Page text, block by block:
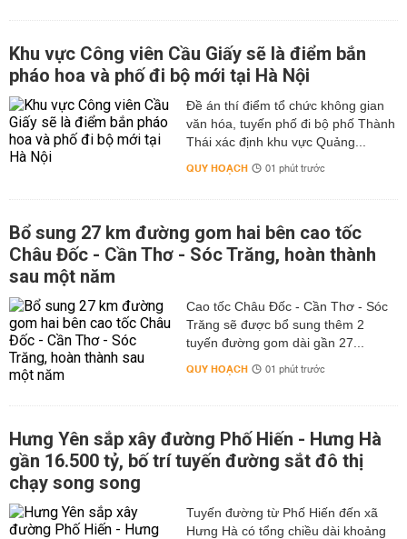
Khu vực Công viên Cầu Giấy sẽ là điểm bắn
pháo hoa và phố đi bộ mới tại Hà Nội
Đề án thí điểm tổ chức không gian
văn hóa, tuyến phố đi bộ phố Thành
Thái xác định khu vực Quảng...
QUY HOẠCH 01 phút trước
Bổ sung 27 km đường gom hai bên cao tốc
Châu Đốc - Cần Thơ - Sóc Trăng, hoàn thành
sau một năm
Cao tốc Châu Đốc - Cần Thơ - Sóc
Trăng sẽ được bổ sung thêm 2
tuyến đường gom dài gần 27...
QUY HOẠCH 01 phút trước
Hưng Yên sắp xây đường Phố Hiến - Hưng Hà
gần 16.500 tỷ, bố trí tuyến đường sắt đô thị
chạy song song
Tuyến đường từ Phố Hiến đến xã
Hưng Hà có tổng chiều dài khoảng